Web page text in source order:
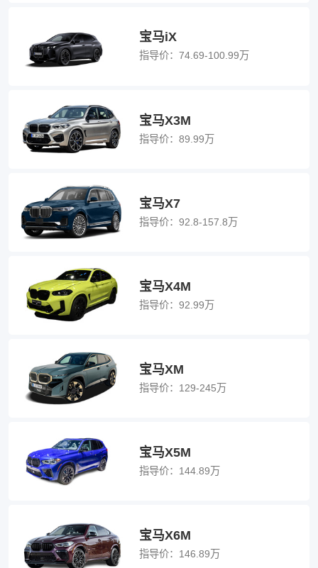
宝马iX
指导价： 74.69-100.99万
宝马X3M
指导价： 89.99万
宝马X7
指导价： 92.8-157.8万
宝马X4M
指导价： 92.99万
宝马XM
指导价： 129-245万
宝马X5M
指导价： 144.89万
宝马X6M
指导价： 146.89万